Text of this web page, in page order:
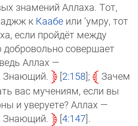
знамений Аллаха. Тот,
к Каабе или ‘умру, тот
если пройдёт между
доб­ро­воль­но со­вер­ша­ет
Аллах —
Знающий.
2:158 ;
Зачем
вас му­че­ни­ям, если вы
и уверуете? Аллах —
Знающий.
4:147 .